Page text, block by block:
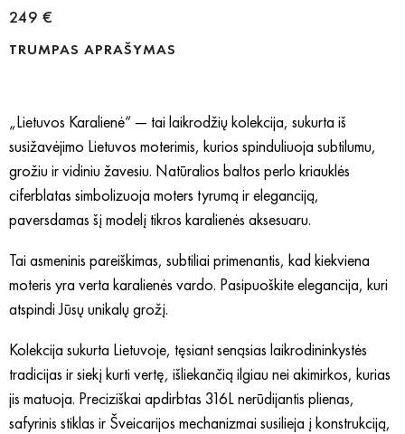
249 €
TRUMPAS APRAŠYMAS
„Lietuvos Karalienė“ — tai laikrodžių kolekcija, sukurta iš
susižavėjimo Lietuvos moterimis, kurios spinduliuoja subtilumu,
grožiu ir vidiniu žavesiu. Natūralios baltos perlo kriauklės
ciferblatas simbolizuoja moters tyrumą ir eleganciją,
paversdamas šį modelį tikros karalienės aksesuaru.
Tai asmeninis pareiškimas, subtiliai primenantis, kad kiekviena
moteris yra verta karalienės vardo. Pasipuoškite elegancija, kuri
atspindi Jūsų unikalų grožį.
Kolekcija sukurta Lietuvoje, tęsiant senąsias laikrodininkystės
tradicijas ir siekį kurti vertę, išliekančią ilgiau nei akimirkos, kurias
jis matuoja. Preciziškai apdirbtas 316L nerūdijantis plienas,
safyrinis stiklas ir Šveicarijos mechanizmai susilieja į konstrukciją,